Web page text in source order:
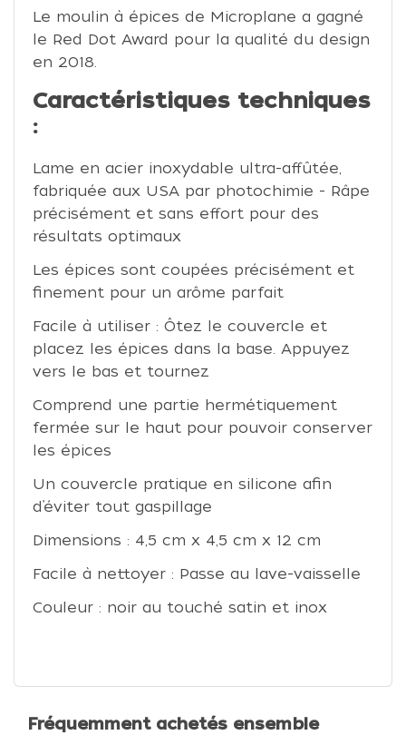
Le moulin à épices de Microplane a gagné
le Red Dot Award pour la qualité du design
en 2018.
Caractéristiques techniques
:
Lame en acier inoxydable ultra-affûtée,
fabriquée aux USA par photochimie - Râpe
précisément et sans effort pour des
résultats optimaux
Les épices sont coupées précisément et
finement pour un arôme parfait
Facile à utiliser : Ôtez le couvercle et
placez les épices dans la base. Appuyez
vers le bas et tournez
Comprend une partie hermétiquement
fermée sur le haut pour pouvoir conserver
les épices
Un couvercle pratique en silicone afin
d’éviter tout gaspillage
Dimensions : 4,5 cm x 4,5 cm x 12 cm
Facile à nettoyer : Passe au lave-vaisselle
Couleur : noir au touché satin et inox
Fréquemment achetés ensemble